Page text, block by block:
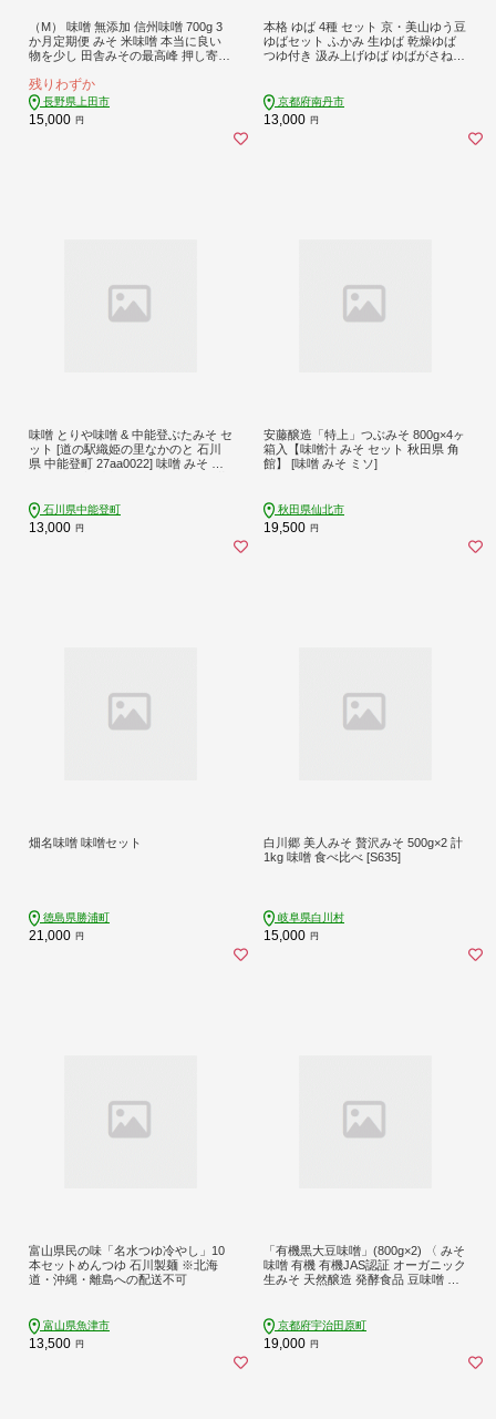
（M） 味噌 無添加 信州味噌 700g 3
か月定期便 みそ 米味噌 本当に良い
物を少し 田舎みその最高峰 押し寄せ
大吟醸みそ 米みそ 信州みそ ミソ 調
味料 田舎味噌 長野県 長野 株式会社
大桂商店
残りわずか
長野県上田市
15,000 円
本格 ゆば 4種 セット 京・美山ゆう豆
ゆばセット ふかみ 生ゆば 乾燥ゆば
つゆ付き 汲み上げゆば ゆばがさね
京都府南丹市
13,000 円
味噌 とりや味噌 & 中能登ぶたみそ セ
ット [道の駅織姫の里なかのと 石川
県 中能登町 27aa0022] 味噌 みそ ミ
石川県中能登町
13,000 円
安藤醸造「特上」つぶみそ 800g×4ヶ
箱入【味噌汁 みそ セット 秋田県 角
館】 [味噌 みそ ミソ]
秋田県仙北市
19,500 円
畑名味噌 味噌セット
徳島県勝浦町
21,000 円
白川郷 美人みそ 贅沢みそ 500g×2 計
1kg 味噌 食べ比べ [S635]
岐阜県白川村
15,000 円
富山県民の味「名水つゆ冷やし」10
本セットめんつゆ 石川製麺 ※北海
道・沖縄・離島への配送不可
富山県魚津市
13,500 円
「有機黒大豆味噌」(800g×2) 〈 みそ
味噌 有機 有機JAS認証 オーガニック
生みそ 天然醸造 発酵食品 豆味噌 大
京都府宇治田原町
19,000 円